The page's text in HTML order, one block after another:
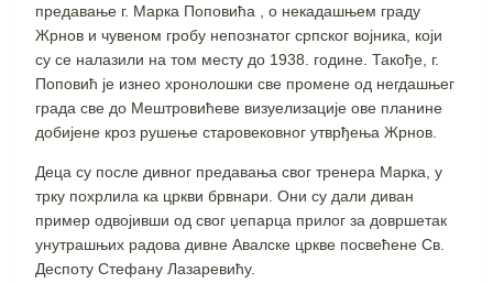
предавање г. Марка Поповића , о некадашњем граду
Жрнов и чувеном гробу непознатог српског војника, који
су се налазили на том месту до 1938. године. Такође, г.
Поповић је изнео хронолошки све промене од негдашњег
града све до Мештровићеве визуелизације ове планине
добијене кроз рушење старовековног утврђења Жрнов.
Деца су после дивног предавања свог тренера Марка, у
трку похрлила ка цркви брвнари. Они су дали диван
пример одвојивши од свог џепарца прилог за довршетак
унутрашњих радова дивне Авалске цркве посвећене Св.
Деспоту Стефану Лазаревићу.